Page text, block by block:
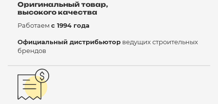
Оригинальный товар,
высокого качества
Работаем с 1994 года
Официальный дистрибьютор ведущих строительных
брендов